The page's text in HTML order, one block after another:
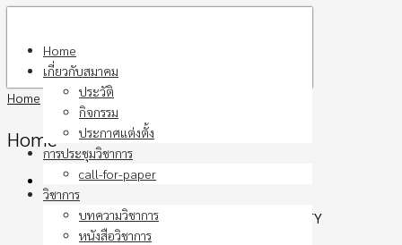
contentHome
เกี่ยวกับสมาคม
ประวัติ
กิจกรรม
ประกาศแต่งตั้ง
การประชุมวิชาการ
call-for-paper
วิชาการ
บทความวิชาการ
หนังสือวิชาการ
Home
Home
The Free WordPress Theme for UNIVERSITY